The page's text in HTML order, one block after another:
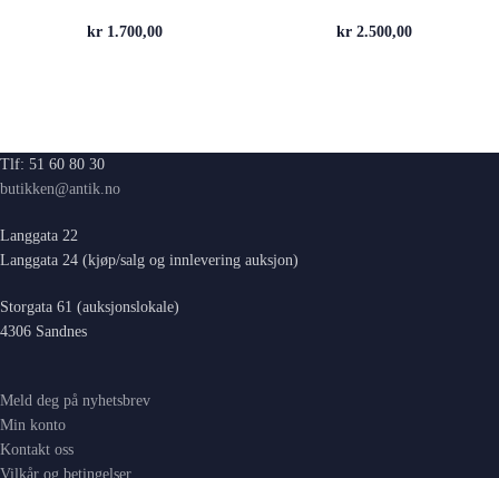
kr 1.700,00 kr 2.500,00
Tlf: 51 60 80 30
butikken@antik.no
Langgata 22
Langgata 24 (kjøp/salg og innlevering auksjon)
Storgata 61 (auksjonslokale)
4306 Sandnes
Meld deg på nyhetsbrev
Min konto
Kontakt oss
Vilkår og betingelser